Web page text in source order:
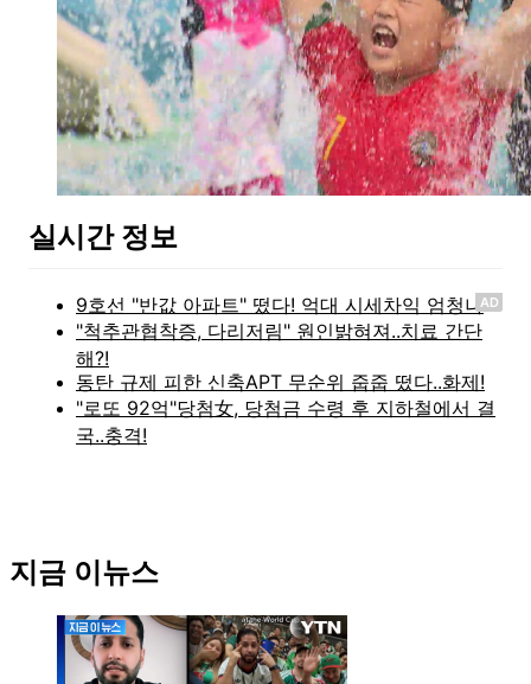
실시간 정보
AD
지금 이뉴스